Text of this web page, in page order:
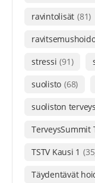
ravintolisät (81)
stressi (91)
suolisto (68)
suoliston terveys
TerveysSummit
TSTV Kausi 1
Täydentävät